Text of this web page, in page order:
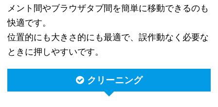
メント間やブラウザタブ間を簡単に移動できるのも
快適です。
位置的にも大きさ的にも最適で、誤作動なく必要な
ときに押しやすいです。
クリーニング